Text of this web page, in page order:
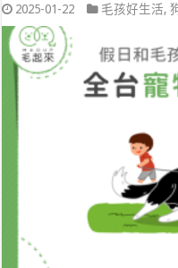
2025-01-22 毛孩好生活,